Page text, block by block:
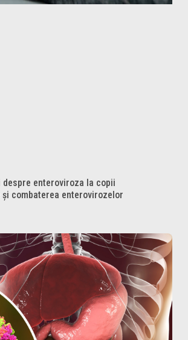
despre enteroviroza la copii
combaterea enterovirozelor